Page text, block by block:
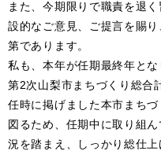
また、今期限りで職責を退
設的なご意見、ご提言を賜
第であります。
私も、本年が任期最終年とな
第2次山梨市まちづくり総合
任時に掲げました本市まち
図るため、任期中に取り組
況を踏まえ、しっかり総仕